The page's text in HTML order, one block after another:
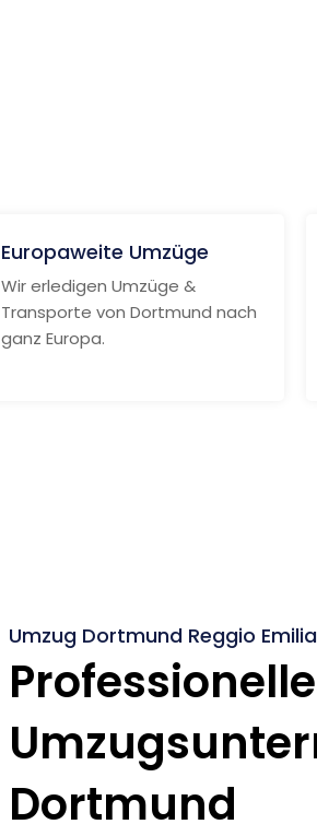
Europaweite Umzüge
Wir erledigen Umzüge &
Transporte von Dortmund nach
ganz Europa.
Umzug Dortmund Reggio
Dortmund